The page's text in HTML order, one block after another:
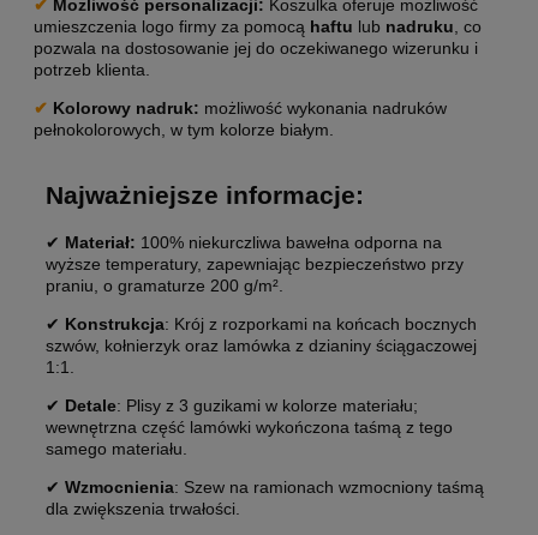
✔ Możliwość personalizacji: Koszulka oferuje możliwość
umieszczenia logo firmy za pomocą haftu lub nadruku , co
pozwala na dostosowanie jej do oczekiwanego wizerunku i
potrzeb klienta.
✔ Kolorowy nadruk: możliwość wykonania nadruków
pełnokolorowych, w tym kolorze białym.
Najważniejsze informacje:
✔ Materiał: 100% niekurczliwa bawełna odporna na
wyższe temperatury, zapewniając bezpieczeństwo przy
praniu, o gramaturze 200 g/m².
✔ Konstrukcja: Krój z rozporkami na końcach bocznych
szwów, kołnierzyk oraz lamówka z dzianiny ściągaczowej
1:1.
✔ Detale: Plisy z 3 guzikami w kolorze materiału;
wewnętrzna część lamówki wykończona taśmą z tego
samego materiału.
✔ Wzmocnienia: Szew na ramionach wzmocniony taśmą
dla zwiększenia trwałości.